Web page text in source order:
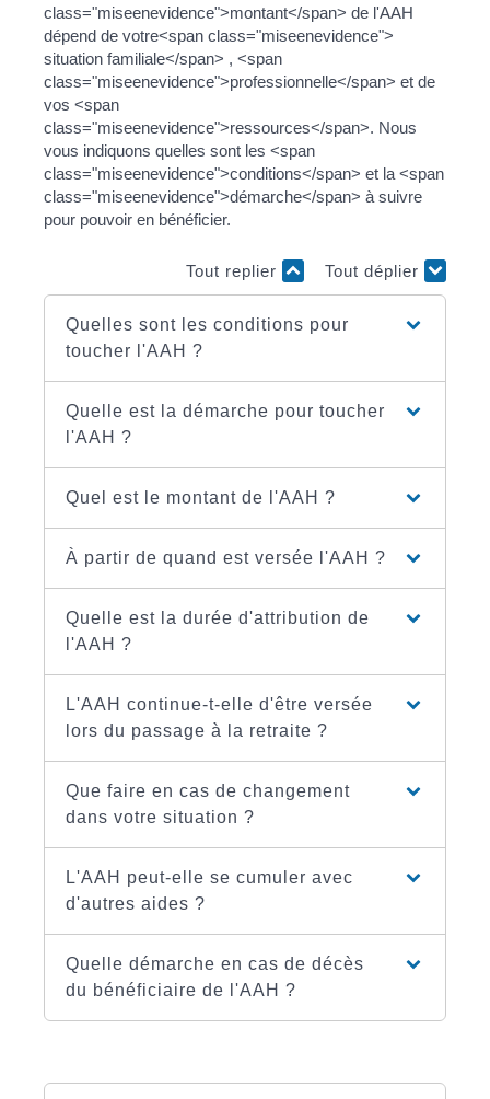
class="miseenevidence">montant</span> de l'AAH
dépend de votre<span class="miseenevidence">
situation familiale</span> , <span
class="miseenevidence">professionnelle</span> et de
vos <span
class="miseenevidence">ressources</span>. Nous
vous indiquons quelles sont les <span
class="miseenevidence">conditions</span> et la <span
class="miseenevidence">démarche</span> à suivre
pour pouvoir en bénéficier.
Tout replier Tout déplier
Quelles sont les conditions pour
toucher l'AAH ?
Quelle est la démarche pour toucher
l'AAH ?
Quel est le montant de l'AAH ?
À partir de quand est versée l'AAH ?
Quelle est la durée d'attribution de
l'AAH ?
L'AAH continue-t-elle d'être versée
lors du passage à la retraite ?
Que faire en cas de changement
dans votre situation ?
L'AAH peut-elle se cumuler avec
d'autres aides ?
Quelle démarche en cas de décès
du bénéficiaire de l'AAH ?